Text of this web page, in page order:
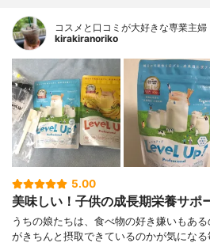
コスメと口コミが大好きな専業主婦
kirakiranoriko
5.00
美味しい！子供の成長期栄養サポ
うちの娘たちは、食べ物の好き嫌いもあ
がきちんと摂取できているのかが気にな